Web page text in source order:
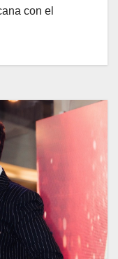
con el